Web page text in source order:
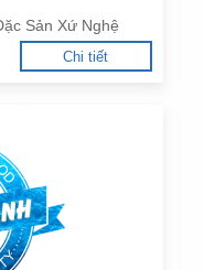
Sản Xứ Nghệ
Chi tiết